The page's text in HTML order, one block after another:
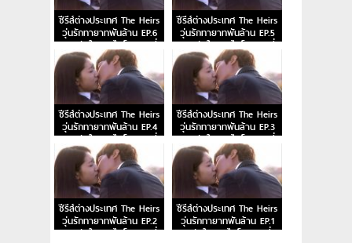
ซีรีส์ต่างประเทศ The Heirs
วุ่นรักทายาทพันล้าน EP.6
หยุดหัวใจนายไฮโซ ตอนที่
6
ซีรีส์ต่างประเทศ The Heirs
วุ่นรักทายาทพันล้าน EP.5
หยุดหัวใจนายไฮโซ ตอนที่
5
ซีรีส์ต่างประเทศ The Heirs
วุ่นรักทายาทพันล้าน EP.4
หยุดหัวใจนายไฮโซ ตอนที่
4
ซีรีส์ต่างประเทศ The Heirs
วุ่นรักทายาทพันล้าน EP.3
หยุดหัวใจนายไฮโซ ตอนที่
3
ซีรีส์ต่างประเทศ The Heirs
วุ่นรักทายาทพันล้าน EP.2
หยุดหัวใจนายไฮโซ ตอนที่
ซีรีส์ต่างประเทศ The Heirs
วุ่นรักทายาทพันล้าน EP.1
หยุดหัวใจนายไฮโซ ตอนที่ 1